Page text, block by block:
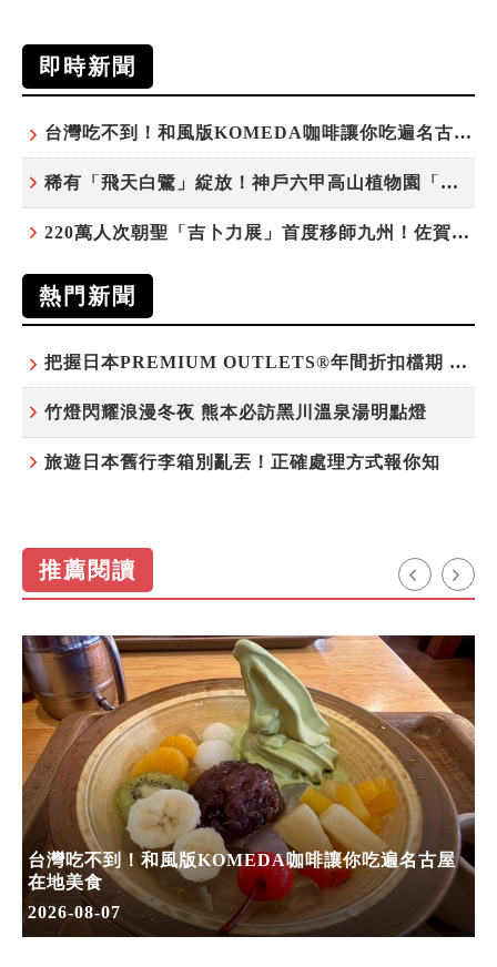
即時新聞
台灣吃不到！和風版KOMEDA咖啡讓你吃遍名古屋在地美食
稀有「飛天白鷺」綻放！神戶六甲高山植物園「鷺草」珍貴現身
220萬人次朝聖「吉卜力展」首度移師九州！佐賀站早鳥平日套票8/10搶先開賣
熱門新聞
把握日本PREMIUM OUTLETS®年間折扣檔期 越買越划算
竹燈閃耀浪漫冬夜 熊本必訪黑川溫泉湯明點燈
旅遊日本舊行李箱別亂丟！正確處理方式報你知
推薦閱讀
台灣吃不到！和風版KOMEDA咖啡讓你吃遍名古屋
在地美食
2026-08-07